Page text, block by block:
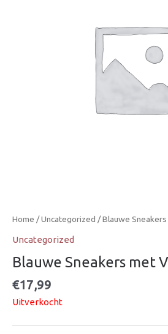
Home /Uncategorized / Blauwe
Uncategorized
Blauwe Sneakers met
€17,99
Uitverkocht